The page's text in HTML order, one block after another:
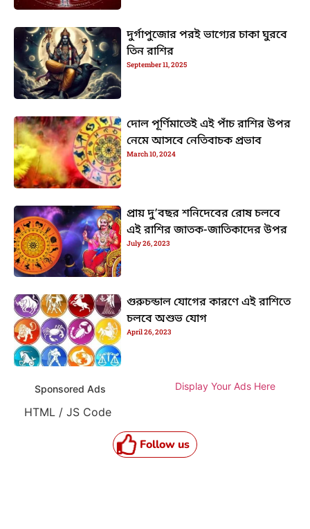
দুর্গাপুজোর পরই ভাগ্যের চাকা ঘুরবে
তিন রাশির
September 11, 2025
দোল পূর্ণিমাতেই এই পাঁচ রাশির উপর
নেমে আসবে নেতিবাচক প্রভাব
March 10, 2024
প্রায় দু’বছর শনিদেবের রোষ চলবে
এই রাশির জাতক-জাতিকাদের উপর
July 26, 2023
গুরুচন্ডাল যোগের কারণে এই রাশিতে
চলবে অশুভ যোগ
April 26, 2023
Sponsored Ads Display Your Ads Here
HTML / JS Code
Follow us